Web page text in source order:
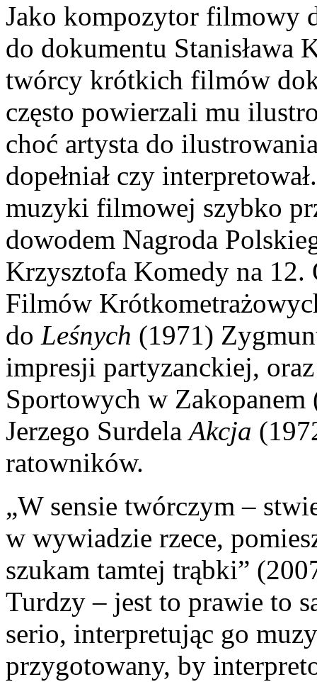
Jako kompozytor filmowy
do dokumentu Stanisława
twórcy krótkich filmów
często powierzali mu
choć artysta do
dopełniał czy
muzyki filmowej szybko
dowodem Nagroda
Krzysztofa Komedy na
Filmów
do Leśnych (1971)
impresji partyzanckiej,
Sportowych w
Jerzego SurdelaAkcja
ratowników.
„W sensie twórczym –
w wywiadzie rzece,
szukam tamtej trąbki”
Turdzy – jest to prawie to
serio, interpretując go
przygotowany, by